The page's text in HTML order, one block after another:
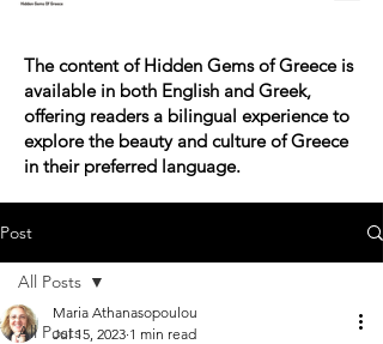
The content of Hidden Gems of Greece is
available in both English and Greek,
offering readers a bilingual experience to
explore the beauty and culture of Greece
in their preferred language.
Post
All Posts
All Posts
Maria Athanasopoulou
Jul 15, 2023 1 min read